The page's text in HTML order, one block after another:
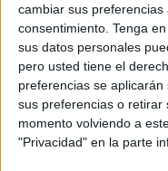
cambiar sus
consentimiento. Tenga
sus datos personales
pero usted tiene el
preferencias se
sus preferencias o retirar
momento volviendo a
"Privacidad" en la parte
María Sánchez Miaja
acto y hacer
“el nombre de mi
Asimismo, ha querido
asegurando que era